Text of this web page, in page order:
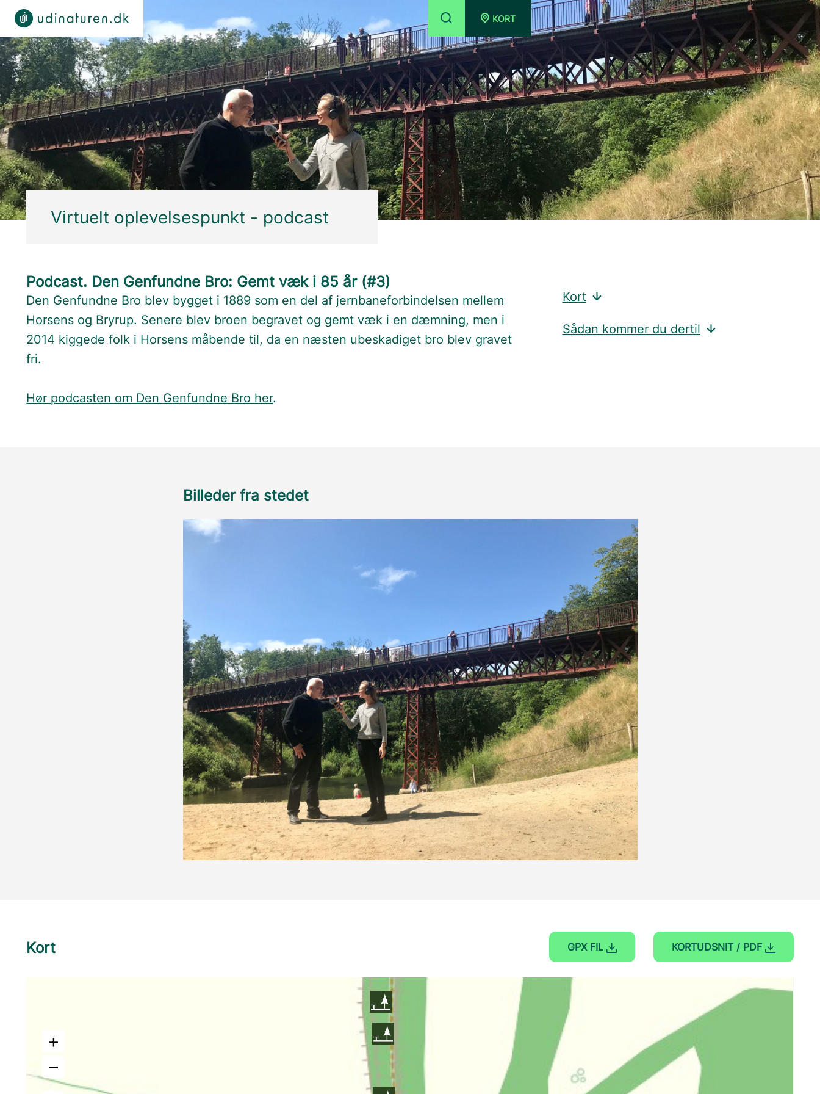
KORT
Virtuelt oplevelsespunkt - podcast
Podcast. Den Genfundne Bro: Gemt væk i 85 år (#3)
Den Genfundne Bro blev bygget i 1889 som en del af jernbaneforbindelsen mellem
Horsens og Bryrup. Senere blev broen begravet og gemt væk i en dæmning, men i
2014 kiggede folk i Horsens måbende til, da en næsten ubeskadiget bro blev gravet
fri.
Hør podcasten om Den Genfundne Bro her.
Kort
Sådan kommer du dertil
Billeder fra stedet
Kort GPX FIL KORTUDSNIT / PDF
+
–